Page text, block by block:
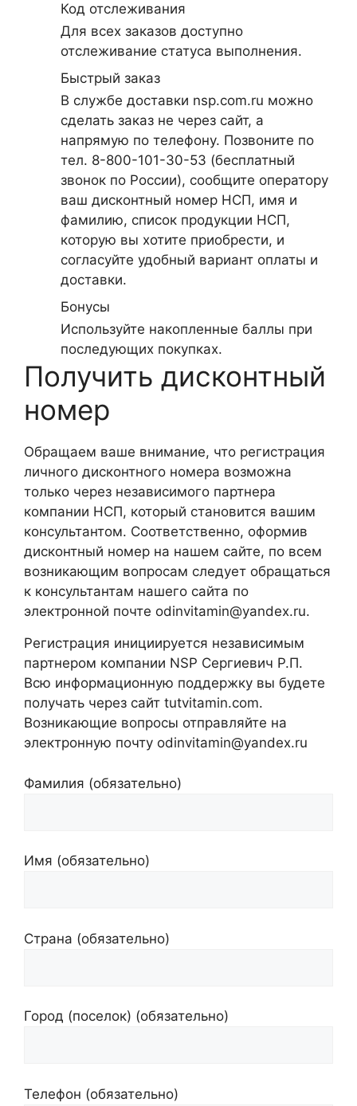
Код отслеживания
Для всех заказов доступно
отслеживание статуса выполнения.
Быстрый заказ
В службе доставки nsp.com.ru можно
сделать заказ не через сайт, а
напрямую по телефону. Позвоните по
тел. 8-800-101-30-53 (бесплатный
звонок по России), сообщите оператору
ваш дисконтный номер НСП, имя и
фамилию, список продукции НСП,
которую вы хотите приобрести, и
согласуйте удобный вариант оплаты и
доставки.
Бонусы
Используйте накопленные баллы при
последующих покупках.
Получить дисконтный
номер
Обращаем ваше внимание, что регистрация
личного дисконтного номера возможна
только через независимого партнера
компании НСП, который становится вашим
консультантом. Соответственно, оформив
дисконтный номер на нашем сайте, по всем
возникающим вопросам следует обращаться
к консультантам нашего сайта по
электронной почте odinvitamin@yandex.ru.
Регистрация инициируется независимым
партнером компании NSP Сергиевич Р.П.
Всю информационную поддержку вы будете
получать через сайт tutvitamin.com.
Возникающие вопросы отправляйте на
электронную почту odinvitamin@yandex.ru
Фамилия (обязательно)
Имя (обязательно)
Страна (обязательно)
Город (поселок) (обязательно)
Телефон (обязательно)